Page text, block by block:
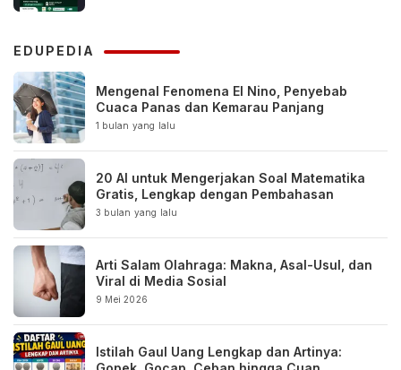
EDUPEDIA
Mengenal Fenomena El Nino, Penyebab
Cuaca Panas dan Kemarau Panjang
1 bulan yang lalu
20 AI untuk Mengerjakan Soal Matematika
Gratis, Lengkap dengan Pembahasan
3 bulan yang lalu
Arti Salam Olahraga: Makna, Asal-Usul, dan
Viral di Media Sosial
9 Mei 2026
Istilah Gaul Uang Lengkap dan Artinya: